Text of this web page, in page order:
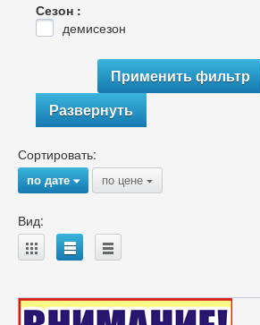
Сезон :
демисезон
Развернуть
Сортировать:
по дате{ по цене {
Вид:
A B C